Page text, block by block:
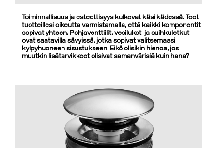
Toiminnallisuus ja esteettisyys kulkevat käsi kädessä. Teet
tuotteillesi oikeutta varmistamalla, että kaikki komponentit
sopivat yhteen. Pohjaventtiilit, vesilukot ja suihkuletkut
ovat saatavilla sävyissä, jotka sopivat valitsemaasi
kylpyhuoneen sisustukseen. Eikö olisikin hienoa, jos
muutkin lisätarvikkeet olisivat samanvärisiä kuin hana?